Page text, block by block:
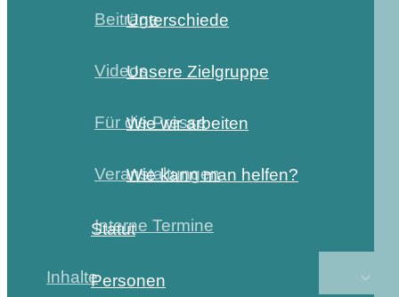
Beiträge
Videos
Für die Presse
Veranstaltungen
Interne Termine
Inhalte
Unterschiede
Unsere Zielgruppe
Wie wir arbeiten
Wie kann man helfen?
Statut
Personen